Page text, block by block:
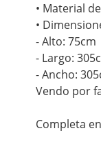
• Material
•
- Alto: 75cm
- Largo:
- Ancho:
Vendo por
Completa